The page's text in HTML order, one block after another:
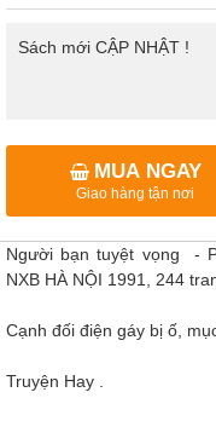
Sách mới CẬP NHẬT !
MUA NGAY
Giao hàng tận nơi
Người bạn tuyệt vọng -
NXB HÀ NỘI 1991, 244
Cạnh đối điện gáy bị ố,
Truyện Hay .